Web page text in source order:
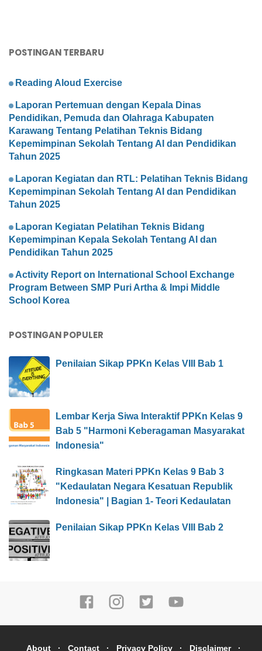
POSTINGAN TERBARU
Reading Aloud Exercise
Laporan Pertemuan dengan Kepala Dinas
Pendidikan, Pemuda dan Olahraga Kabupaten
Karawang Tentang Pelatihan Teknis Bidang
Kepemimpinan Sekolah Tentang AI dan Pendidikan
Tahun 2025
Laporan Kegiatan dan RTL: Pelatihan Teknis Bidang
Kepemimpinan Sekolah Tentang AI dan Pendidikan
Tahun 2025
Laporan Kegiatan Pelatihan Teknis Bidang
Kepemimpinan Kepala Sekolah Tentang AI dan
Pendidikan Tahun 2025
Activity Report on International School Exchange
Program Between SMP Puri Artha & Impi Middle
School Korea
POSTINGAN POPULER
Penilaian Sikap PPKn Kelas VIII Bab 1
Lembar Kerja Siwa Interaktif PPKn Kelas 9
Bab 5 "Harmoni Keberagaman Masyarakat
Indonesia"
Ringkasan Materi PPKn Kelas 9 Bab 3
"Kedaulatan Negara Kesatuan Republik
Indonesia" | Bagian 1- Teori Kedaulatan
Penilaian Sikap PPKn Kelas VIII Bab 2
About Contact Privacy Policy Disclaimer